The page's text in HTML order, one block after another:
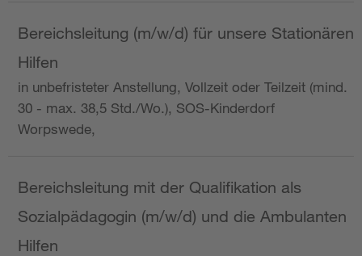
Bereichsleitung (m/w/d) für unsere Stationären
Hilfen
in unbefristeter Anstellung, Vollzeit oder Teilzeit (mind.
30 - max. 38,5 Std./Wo.), SOS-Kinderdorf
Worpswede,
Bereichsleitung mit der Qualifikation als
Sozialpädagogin (m/w/d) und die Ambulanten
Hilfen